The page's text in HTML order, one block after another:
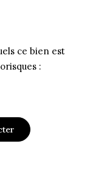
ce bien est
: